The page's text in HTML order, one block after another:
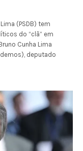
(PSDB) tem
do “clã” em
Cunha Lima
deputado